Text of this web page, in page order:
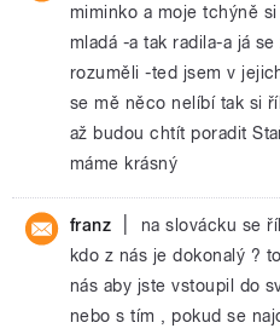
miminko a moje tchýně
mladá -a tak radila-a já
rozuměli -ted jsem v
se mě něco nelíbí tak si
až budou chtít poradit
máme krásný
franz
na slovácku se
kdo z nás je dokonalý ?
nás aby jste vstoupil do
nebo s tím , pokud se